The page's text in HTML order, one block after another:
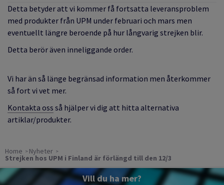
Detta betyder att vi kommer få fortsatta leveransproblem
med produkter från UPM under februari och mars men
eventuellt längre beroende på hur långvarig strejken blir.
Detta berör även inneliggande order.
Vi har än så länge begränsad information men återkommer
så fort vi vet mer.
Kontakta oss så hjälper vi dig att hitta alternativa
artiklar/produkter.
Home Nyheter
Strejken hos UPM i Finland är förlängd till den 12/3
Vill du ha mer?